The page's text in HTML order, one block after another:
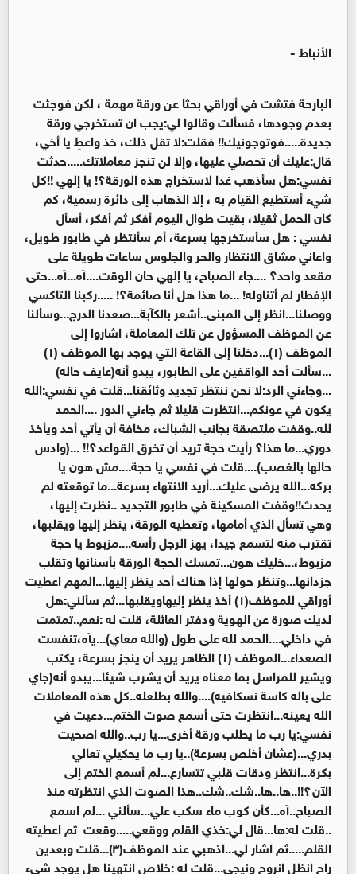
الأنباط -
البارحة فتشت في أوراقي بحثا عن ورقة مهمة ، لكن فوجئت
بعدم وجودها، فسألت وقالوا لي:يجب ان تستخرجي ورقة
جديدة.....فوتوجونيك!! فقلت:لا تقل ذلك، خذ واعطِ يا أخي،
قال:عليك أن تحصلي عليها، وإلا لن تنجز معاملاتك.....حدثت
نفسي:هل سأذهب غدا لاستخراج هذه الورقة؟! يا إلهي !!كل
شيء أستطيع القيام به ، إلا الذهاب إلى دائرة رسمية، كم
كان الحمل ثقيلا، بقيت طوال اليوم أفكر ثم أفكر، أسأل
نفسي : هل سأستخرجها بسرعة، أم سأنتظر في طابور طويل،
واعاني مشاق الانتظار والحر والجلوس ساعات طويلة على
مقعد واحد؟ ....جاء الصباح، يا إلهي حان الوقت....آه...آه...حتى
الإفطار لم أتناوله! ...ما هذا هل أنا صائمة؟! .....ركبنا التاكسي
ووصلنا...انظر إلى المبنى..أشعر بالكآبة...صعدنا الدرج...وسألنا
عن الموظف المسؤول عن تلك المعاملة، اشاروا إلى
الموظف (١)...دخلنا إلى القاعة التي يوجد بها الموظف (١)
...سألت أحد الواقفين على الطابور، يبدو أنه(عايف حاله)
...وجاءني الرد:لا نحن ننتظر تجديد وثائقنا...قلت في نفسي:الله
يكون في عونكم...انتظرت قليلا ثم جاءني الدور ....الحمد
لله..وقفت ملتصقة بجانب الشباك، مخافة أن يأتي أحد ويأخذ
دوري...ما هذا؟ رأيت حجة تريد أن تخرق القواعد؟!! ...(وادس
حالها بالغصب)....قلت في نفسي يا حجة....مش هون يا
بركه...الله يرضى عليك...أريد الانتهاء بسرعة...ما توقعته لم
يحدث!!وقفت المسكينة في طابور التجديد ..نظرت إليها،
وهي تسأل الذي أمامها، وتعطيه الورقة، ينظر إليها ويقلبها،
تقترب منه لتسمع جيدا، يهز الرجل رأسه....مزبوط يا حجة
مزبوط،...خليك هون...تمسك الحجة الورقة بأسنانها وتقلب
جزدانها...وتنظر حولها إذا هناك أحد ينظر إليها...المهم اعطيت
أوراقي للموظف(١) أخذ ينظر إليهاويقلبها...ثم سألني:هل
لديك صورة عن الهوية ودفتر العائلة، قلت له :نعم..تمتمت
في داخلي....الحمد لله على طول (والله معاي)...يآه،تنفست
الصعداء...الموظف (١) الظاهر يريد أن ينجز بسرعة، يكتب
ويشير للمراسل بما معناه يريد أن يشرب شيئا...يبدو أنه(جاي
على باله كاسة نسكافيه)....والله بطلعله..كل هذه المعاملات
الله يعينه...انتظرت حتى أسمع صوت الختم...دعيت في
نفسي:يا رب ما يطلب ورقة أخرى...يا رب..والله اصحيت
بدري...(عشان أخلص بسرعة)..يا رب ما يحكيلي تعالي
بكرة...انتظر ودقات قلبي تتسارع...لم أسمع الختم إلى
الآن؟!!..ها..ها..شك..شك..هذا الصوت الذي انتظرته منذ
الصباح..آه...كأن كوب ماء سكب علي...سألني ...لم اسمع
..قلت له:ها...قال لي:خذي القلم ووقعي.....وقعت ثم اعطيته
القلم.....ثم اشار لي...اذهبي عند الموظف(٣)...قلت وبعدين
راح انظل انروح ونيجي...قلت له :خلاص انتهينا هل يوجد شيء